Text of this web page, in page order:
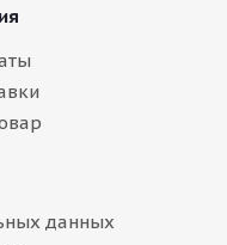
данных